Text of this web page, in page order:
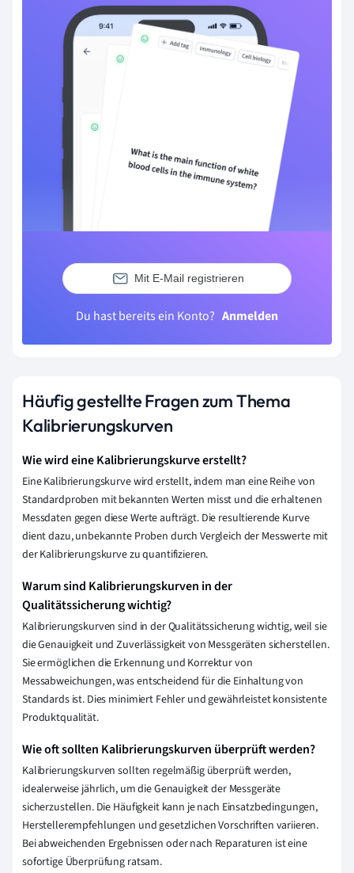
Mit E-Mail registrieren
Du hast bereits ein Konto? Anmelden
Häufig gestellte Fragen zum Thema
Kalibrierungskurven
Wie wird eine Kalibrierungskurve erstellt?
Eine Kalibrierungskurve wird erstellt, indem man eine Reihe von
Standardproben mit bekannten Werten misst und die erhaltenen
Messdaten gegen diese Werte aufträgt. Die resultierende Kurve
dient dazu, unbekannte Proben durch Vergleich der Messwerte mit
der Kalibrierungskurve zu quantifizieren.
Warum sind Kalibrierungskurven in der
Qualitätssicherung wichtig?
Kalibrierungskurven sind in der Qualitätssicherung wichtig, weil sie
die Genauigkeit und Zuverlässigkeit von Messgeräten sicherstellen.
Sie ermöglichen die Erkennung und Korrektur von
Messabweichungen, was entscheidend für die Einhaltung von
Standards ist. Dies minimiert Fehler und gewährleistet konsistente
Produktqualität.
Wie oft sollten Kalibrierungskurven überprüft werden?
Kalibrierungskurven sollten regelmäßig überprüft werden,
idealerweise jährlich, um die Genauigkeit der Messgeräte
sicherzustellen. Die Häufigkeit kann je nach Einsatzbedingungen,
Herstellerempfehlungen und gesetzlichen Vorschriften variieren.
Bei abweichenden Ergebnissen oder nach Reparaturen ist eine
sofortige Überprüfung ratsam.